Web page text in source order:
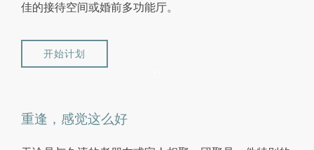
佳的接待空间或婚前多功能厅。
开始计划
重逢，感觉这么好